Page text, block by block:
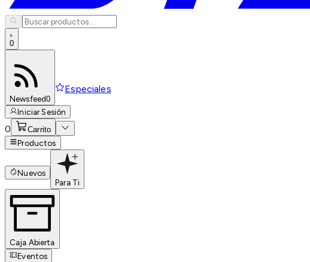
0
Newsfeed0
Especiales
Iniciar Sesión
0 Carrito
Productos
Nuevos
Para Ti
Caja Abierta
Eventos